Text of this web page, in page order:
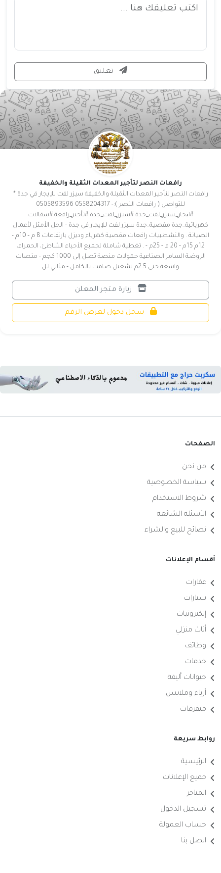
تعليق
رافعات النصر لتأجير المعدات الثقيلة والخفيفة
رافعات النصر لتأجير المعدات الثقيلة والخفيفة سيزر لفت للإيجار في جدة *
للتواصل ( رافعات النصر ):- 0558204317 0505893596
#ایجار_سيزر_لفت_جدة #سيزر_لفت_جدة #تأجير_رافعة #سقالات
كهربائية_جدة مقصية_جدة سيزر لفت للإيجار في جدة - الحل الأمثل لأعمال
الصيانة . والتشطيبات رافعات مقصية كهرباء وديزل بارتفاعات 8 م - 10م -
12م 15م - 20 م - 25م - . تغطية شاملة لجميع الأحياء الشاطئ، الحمراء،
الروضة السامر الصناعية حمولات منصة تصل إلى 1000 كجم - منصات
واسعة حتى 2.5م تشغيل صامت بالكامل - مثالي لل
زيارة متجر المعلن
سجل دخول لعرض الرقم
الصفحات
من نحن
سياسة الخصوصية
شروط الاستخدام
الأسئلة الشائعة
نصائح للبيع والشراء
أقسام الإعلانات
عقارات
سيارات
إلكترونيات
أثاث منزلي
وظائف
خدمات
حيوانات أليفة
أزياء وملابس
متفرقات
روابط سريعة
الرئيسية
جميع الإعلانات
المتاجر
تسجيل الدخول
حساب العمولة
اتصل بنا